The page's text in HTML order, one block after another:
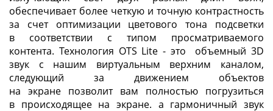
обеспечивает более четкую и точную контрастность
за счет оптимизации цветового тона подсветки
в соответствии с типом просматриваемого
контента. Технология OTS Lite - это объемный 3D
звук с нашим виртуальным верхним каналом,
следующий за движением объектов
на экране позволит вам полностью погрузиться
в происходящее на экране. а гармоничный звук